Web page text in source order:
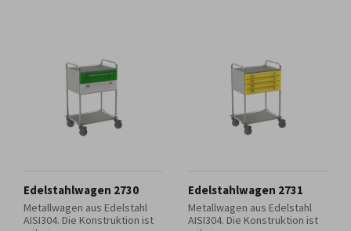
Edelstahlwagen 2730
Metallwagen aus Edelstahl
AISI304. Die Konstruktion ist
Edelstahlwagen 2731
Metallwagen aus Edelstahl
AISI304. Die Konstruktion ist